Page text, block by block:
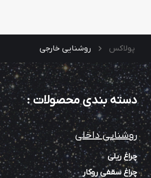
پولاکس روشنایی خارجی
دسته بندی محصولات:
روشنایی داخلی
چراغ ریلی
چراغ سقفی روکار